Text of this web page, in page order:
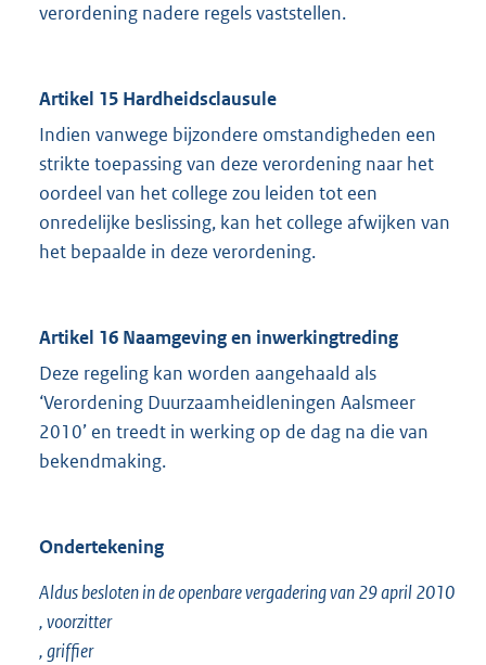
verordening nadere regels vaststellen.
Artikel 15 Hardheidsclausule
Indien vanwege bijzondere omstandigheden een
strikte toepassing van deze verordening naar het
oordeel van het college zou leiden tot een
onredelijke beslissing, kan het college afwijken van
het bepaalde in deze verordening.
Artikel 16 Naamgeving en inwerkingtreding
Deze regeling kan worden aangehaald als
‘Verordening Duurzaamheidleningen Aalsmeer
2010’ en treedt in werking op de dag na die van
bekendmaking.
Ondertekening
Aldus besloten in de openbare vergadering van 29 april 2010
, voorzitter
, griffier